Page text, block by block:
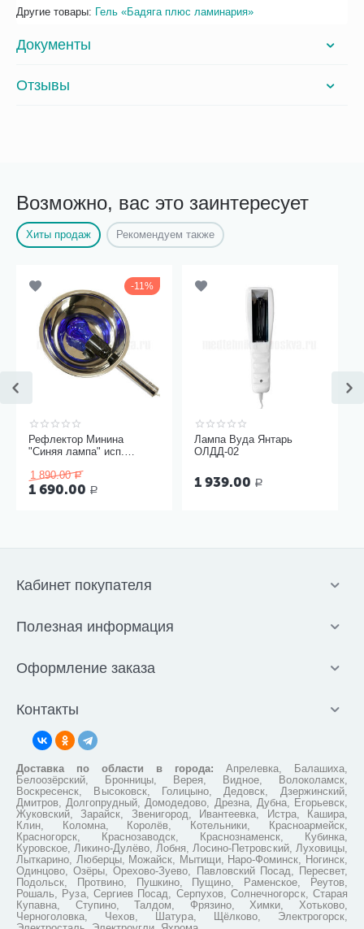
Другие товары: Гель «Бадяга плюс ламинария»
Документы
Отзывы
Возможно, вас это заинтересует
Хиты продаж Рекомендуем также
11%
Рефлектор Минина
"Синяя лампа" исп.
1 890.00 Р
1 690.00 Р
Лампа Вуда Янтарь
ОЛДД-02
1 939.00 Р
Кабинет покупателя
Полезная информация
Оформление заказа
Контакты
Доставка по области в города: Апрелевка, Балашиха,
Белоозёрский, Бронницы, Верея, Видное, Волоколамск,
Воскресенск, Высоковск, Голицыно, Дедовск, Дзержинский,
Дмитров, Долгопрудный, Домодедово, Дрезна, Дубна, Егорьевск,
Жуковский, Зарайск, Звенигород, Ивантеевка, Истра, Кашира,
Клин, Коломна, Королёв, Котельники, Красноармейск,
Красногорск, Краснозаводск, Краснознаменск, Кубинка,
Куровское, Ликино-Дулёво, Лобня, Лосино-Петровский, Луховицы,
Лыткарино, Люберцы, Можайск, Мытищи, Наро-Фоминск, Ногинск,
Одинцово, Озёры, Орехово-Зуево, Павловский Посад, Пересвет,
Подольск, Протвино, Пушкино, Пущино, Раменское, Реутов,
Рошаль, Руза, Сергиев Посад, Серпухов, Солнечногорск, Старая
Купавна, Ступино, Талдом, Фрязино, Химки, Хотьково,
Черноголовка, Чехов, Шатура, Щёлково, Электрогорск,